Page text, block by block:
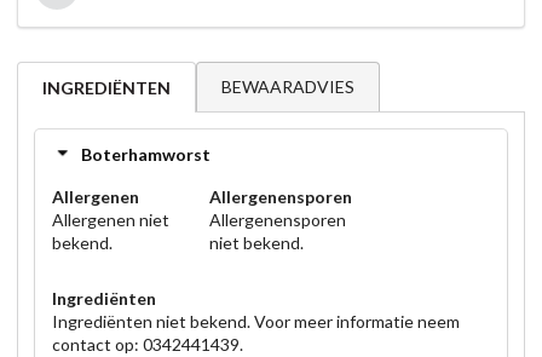
INGREDIËNTEN BEWAARADVIES
Boterhamworst
Allergenen
Allergenen niet
bekend.
Allergenensporen
Allergenensporen
niet bekend.
Ingrediënten
Ingrediënten niet bekend. Voor meer informatie neem
contact op: 0342441439.